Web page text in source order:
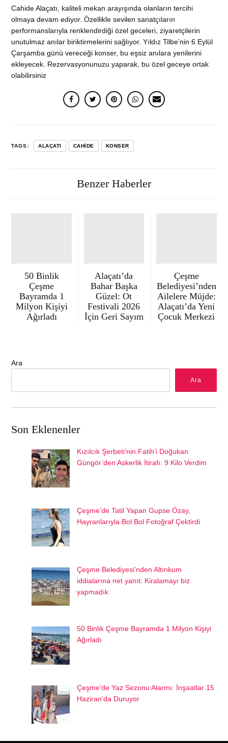
Cahide Alaçatı, kaliteli mekan arayışında olanların tercihi
olmaya devam ediyor. Özellikle sevilen sanatçıların
performanslarıyla renklendirdiği özel geceleri, ziyaretçilerin
unutulmaz anılar biriktirmelerini sağlıyor. Yıldız Tilbe’nin 6 Eylül
Çarşamba günü vereceği konser, bu eşsiz anılara yenilerini
ekleyecek. Rezervasyonunuzu yaparak, bu özel geceye ortak
olabilirsiniz
TAGS: ALAÇATI CAHIDE KONSER
Benzer Haberler
50 Binlik
Çeşme
Bayramda 1
Milyon Kişiyi
Ağırladı
Alaçatı’da
Bahar Başka
Güzel: Ot
Festivali 2026
İçin Geri Sayım
Çeşme
Belediyesi’nden
Ailelere Müjde:
Alaçatı’da Yeni
Çocuk Merkezi
Ara
Ara
Son Eklenenler
Kızılcık Şerbeti’nin Fatih’i Doğukan
Güngör’den Askerlik İtirafı: 9 Kilo Verdim
Çeşme’de Tatil Yapan Gupse Özay,
Hayranlarıyla Bol Bol Fotoğraf Çektirdi
Çeşme Belediyesi’nden Altınkum
iddialarına net yanıt: Kiralamayı biz
yapmadık
50 Binlik Çeşme Bayramda 1 Milyon Kişiyi
Ağırladı
Çeşme’de Yaz Sezonu Alarmı: İnşaatlar 15
Haziran’da Duruyor